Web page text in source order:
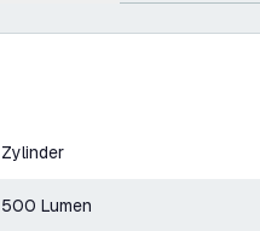
Zylinder
500 Lumen